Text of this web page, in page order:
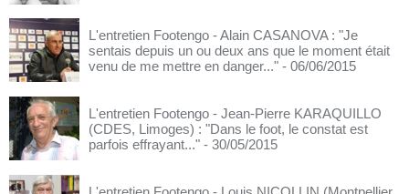
L'entretien Footengo - Alain CASANOVA : "Je
sentais depuis un ou deux ans que le moment était
venu de me mettre en danger..." - 06/06/2015
L'entretien Footengo - Jean-Pierre KARAQUILLO
(CDES, Limoges) : "Dans le foot, le constat est
parfois effrayant..." - 30/05/2015